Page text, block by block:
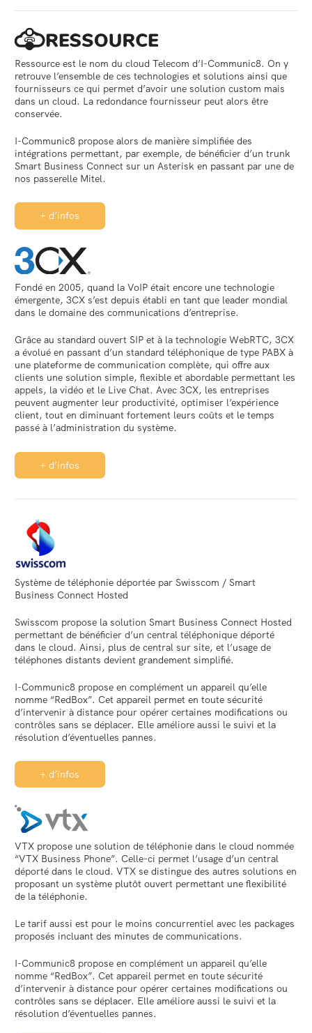
I-Crea8
Terminaux et solutions VoIP
Solutions IP
Contact
Ressource est le nom du cloud Telecom d’I-Communic8. On y
retrouve l’ensemble de ces technologies et solutions ainsi que
fournisseurs ce qui permet d’avoir une solution custom mais
dans un cloud. La redondance fournisseur peut alors être
conservée.
I-Communic8 propose alors de manière simplifiée des
intégrations permettant, par exemple, de bénéficier d’un trunk
Smart Business Connect sur un Asterisk en passant par une de
nos passerelle Mitel.
+ d’infos
Fondé en 2005, quand la VoIP était encore une technologie
émergente, 3CX s’est depuis établi en tant que leader mondial
dans le domaine des communications d’entreprise.
Grâce au standard ouvert SIP et à la technologie WebRTC, 3CX
a évolué en passant d’un standard téléphonique de type PABX à
une plateforme de communication complète, qui offre aux
clients une solution simple, flexible et abordable permettant les
appels, la vidéo et le Live Chat. Avec 3CX, les entreprises
peuvent augmenter leur productivité, optimiser l’expérience
client, tout en diminuant fortement leurs coûts et le temps
passé à l’administration du système.
+ d’infos
Système de téléphonie déportée par Swisscom / Smart
Business Connect Hosted
Swisscom propose la solution Smart Business Connect Hosted
permettant de bénéficier d’un central téléphonique déporté
dans le cloud. Ainsi, plus de central sur site, et l’usage de
téléphones distants devient grandement simplifié.
I-Communic8 propose en complément un appareil qu’elle
nomme “RedBox”. Cet appareil permet en toute sécurité
d’intervenir à distance pour opérer certaines modifications ou
contrôles sans se déplacer. Elle améliore aussi le suivi et la
résolution d’éventuelles pannes.
+ d’infos
VTX propose une solution de téléphonie dans le cloud nommée
“VTX Business Phone”. Celle-ci permet l’usage d’un central
déporté dans le cloud. VTX se distingue des autres solutions en
proposant un système plutôt ouvert permettant une flexibilité
de la téléphonie.
Le tarif aussi est pour le moins concurrentiel avec les packages
proposés incluant des minutes de communications.
I-Communic8 propose en complément un appareil qu’elle
nomme “RedBox”. Cet appareil permet en toute sécurité
d’intervenir à distance pour opérer certaines modifications ou
contrôles sans se déplacer. Elle améliore aussi le suivi et la
résolution d’éventuelles pannes.